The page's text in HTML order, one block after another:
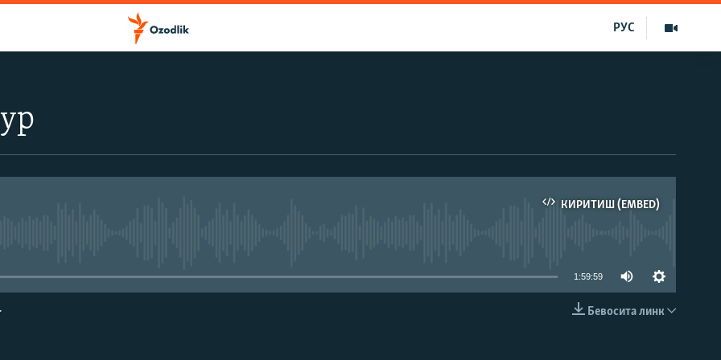
РУС
КИРИТИШ (EMBED)
1:59:59
Бевосита линк